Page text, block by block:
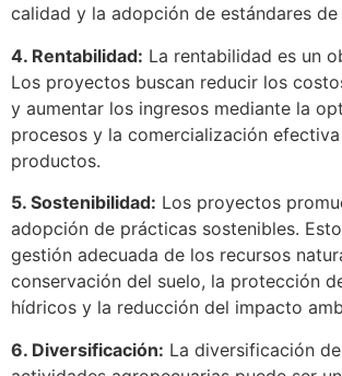
calidad y la adopción de estándares de
4. Rentabilidad: La rentabilidad es un
Los proyectos buscan reducir los
y aumentar los ingresos mediante la
procesos y la comercialización
productos.
5. Sostenibilidad: Los proyectos
adopción de prácticas sostenibles.
gestión adecuada de los recursos
conservación del suelo, la protección
hídricos y la reducción del impacto
6. Diversificación: La diversificación